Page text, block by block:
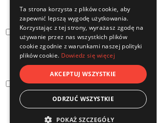
Płatności
Transport
O nas
FAQ
Kontakt
O firmie
Zsypy
Zsyp kwadratowy
Zsyp okrągły
Ta strona korzysta z plików cookie, aby
zapewnić lepszą wygodę użytkowania.
Korzystając z tej strony, wyrażasz zgodę na
używanie przez nas wszystkich plików
cookie zgodnie z warunkami naszej polityki
plików cookie. Dowiedz się więcej
AKCEPTUJ WSZYSTKIE
ODRZUĆ WSZYSTKIE
POKAŻ SZCZEGÓŁY